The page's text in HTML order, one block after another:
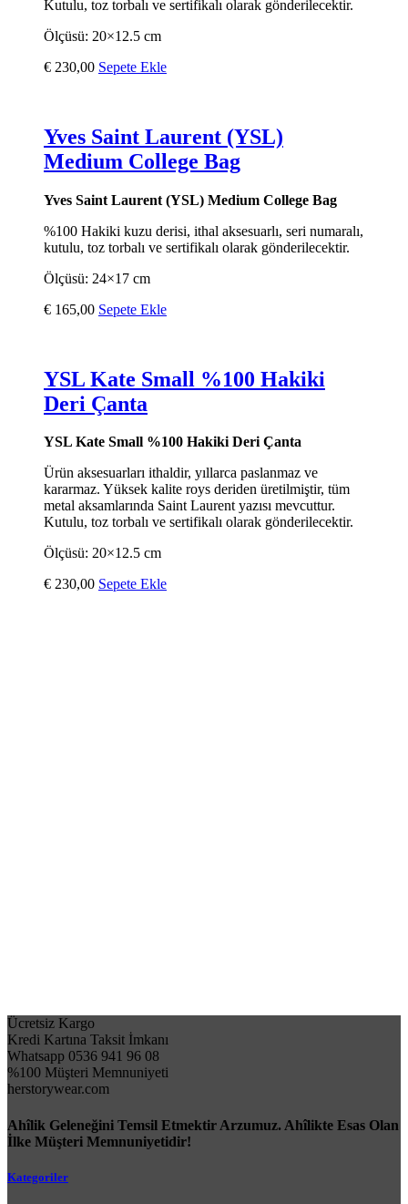
Kutulu, toz torbalı ve sertifikalı olarak gönderilecektir.
Ölçüsü: 20×12.5 cm
€ 230,00 Sepete Ekle
Yves Saint Laurent (YSL)
Medium College Bag
Yves Saint Laurent (YSL) Medium College Bag
%100 Hakiki kuzu derisi, ithal aksesuarlı, seri numaralı,
kutulu, toz torbalı ve sertifikalı olarak gönderilecektir.
Ölçüsü: 24×17 cm
€ 165,00 Sepete Ekle
YSL Kate Small %100 Hakiki
Deri Çanta
YSL Kate Small %100 Hakiki Deri Çanta
Ürün aksesuarları ithaldir, yıllarca paslanmaz ve
kararmaz. Yüksek kalite roys deriden üretilmiştir, tüm
metal aksamlarında Saint Laurent yazısı mevcuttur.
Kutulu, toz torbalı ve sertifikalı olarak gönderilecektir.
Ölçüsü: 20×12.5 cm
€ 230,00 Sepete Ekle
Ücretsiz Kargo
Kredi Kartına Taksit İmkanı
Whatsapp 0536 941 96 08
%100 Müşteri Memnuniyeti
herstorywear.com
Ahîlik Geleneğini Temsil Etmektir Arzumuz. Ahîlikte Esas Olan
İlke Müşteri Memnuniyetidir!
Kategoriler